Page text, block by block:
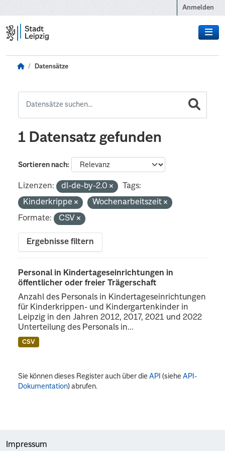
Anmelden
Datensätze
1 Datensatz gefunden
Sortieren nach
Lizenzen: dl-de-by-2.0
Tags:
Kinderkrippe
Wochenarbeitszeit
Formate:
CSV
Ergebnisse filtern
Personal in Kindertageseinrichtungen in
öffentlicher oder freier Trägerschaft
Anzahl des Personals in Kindertageseinrichtungen
für Kinderkrippen- und Kindergartenkinder in
Leipzig in den Jahren 2012, 2017, 2021 und 2022
Unterteilung des Personals in...
CSV
Sie können dieses Register auch über dieAPI (sieheAPI-
Dokumentation) abrufen.
Impressum